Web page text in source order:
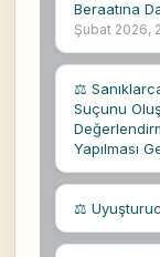
Beraatına
Şubat 2026,
⚖
Suçunu
Yapılması
⚖